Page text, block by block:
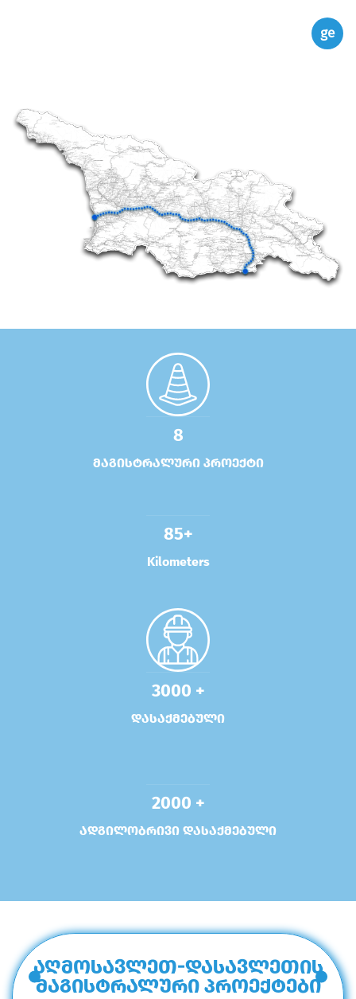
toggle
en ge
8
მაგისტრალური პროექტი
85+
Kilometers
3000 +
დასაქმებული
2000 +
ადგილობრივი დასაქმებული
აღმოსავლეთ-დასავლეთის
მაგისტრალური პროექტები